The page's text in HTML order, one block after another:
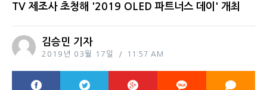
TV 제조사 초청해 '2019 OLED 파트너스 데이' 개최
김승민 기자
2019년 03월 17일 11:57 AM